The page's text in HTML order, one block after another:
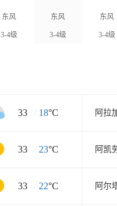
东风
3-4级
东风
3-4级
东风
3-4级
33 / 18°C 阿拉
33 / 23°C 阿凯
33 / 22°C 阿尔